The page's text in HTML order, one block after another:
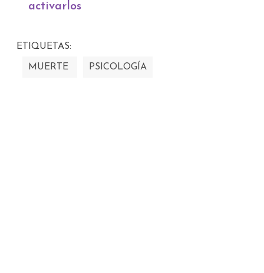
activarlos
ETIQUETAS:
MUERTE PSICOLOGÍA